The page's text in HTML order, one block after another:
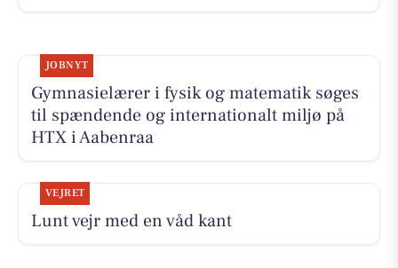
JOBNYT
Gymnasielærer i fysik og matematik søges
til spændende og internationalt miljø på
HTX i Aabenraa
VEJRET
Lunt vejr med en våd kant